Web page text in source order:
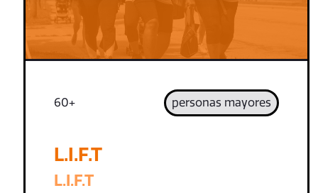
60+ personas mayores
L.I.F.T
L.I.F.T